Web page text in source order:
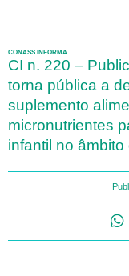
CONASS INFORMA
CI n. 220 –
torna pública a
suplemento
micronutrientes
infantil no